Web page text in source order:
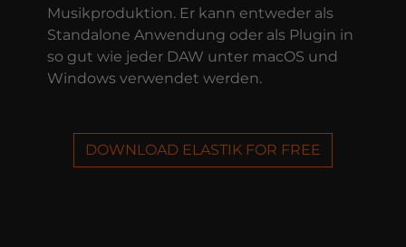
Musikproduktion. Er kann entweder als
Standalone Anwendung oder als Plugin in
so gut wie jeder DAW unter macOS und
Windows verwendet werden.
DOWNLOAD ELASTIK FOR FREE